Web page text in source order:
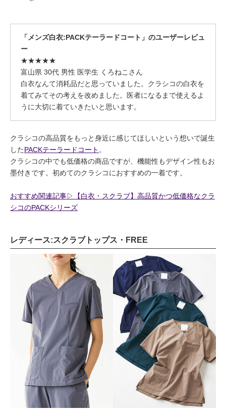
「メンズ白衣:PACKテーラードコート」のユーザーレビュ
ー
★★★★★
富山県 30代 男性 医学生 くろねこさん
白衣なんて消耗品だと思っていました。クラシコの白衣を
着てみてその考えを改めました。医者になるまで使えるよ
うに大切に着ていきたいと思います。
クラシコの高品質をもっと身近に感じてほしいという想いで誕生
したPACKテーラードコート 。
クラシコの中でも低価格の商品ですが、機能性もデザイン性もお
墨付きです。初めてのクラシコにおすすめの一着です。
おすすめ関連記事▷【白衣・スクラブ】高品質かつ低価格なクラ
シコのPACKシリーズ
レディース:スクラブトップス・FREE